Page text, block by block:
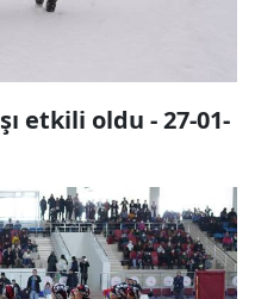
etkili oldu - 27-01-